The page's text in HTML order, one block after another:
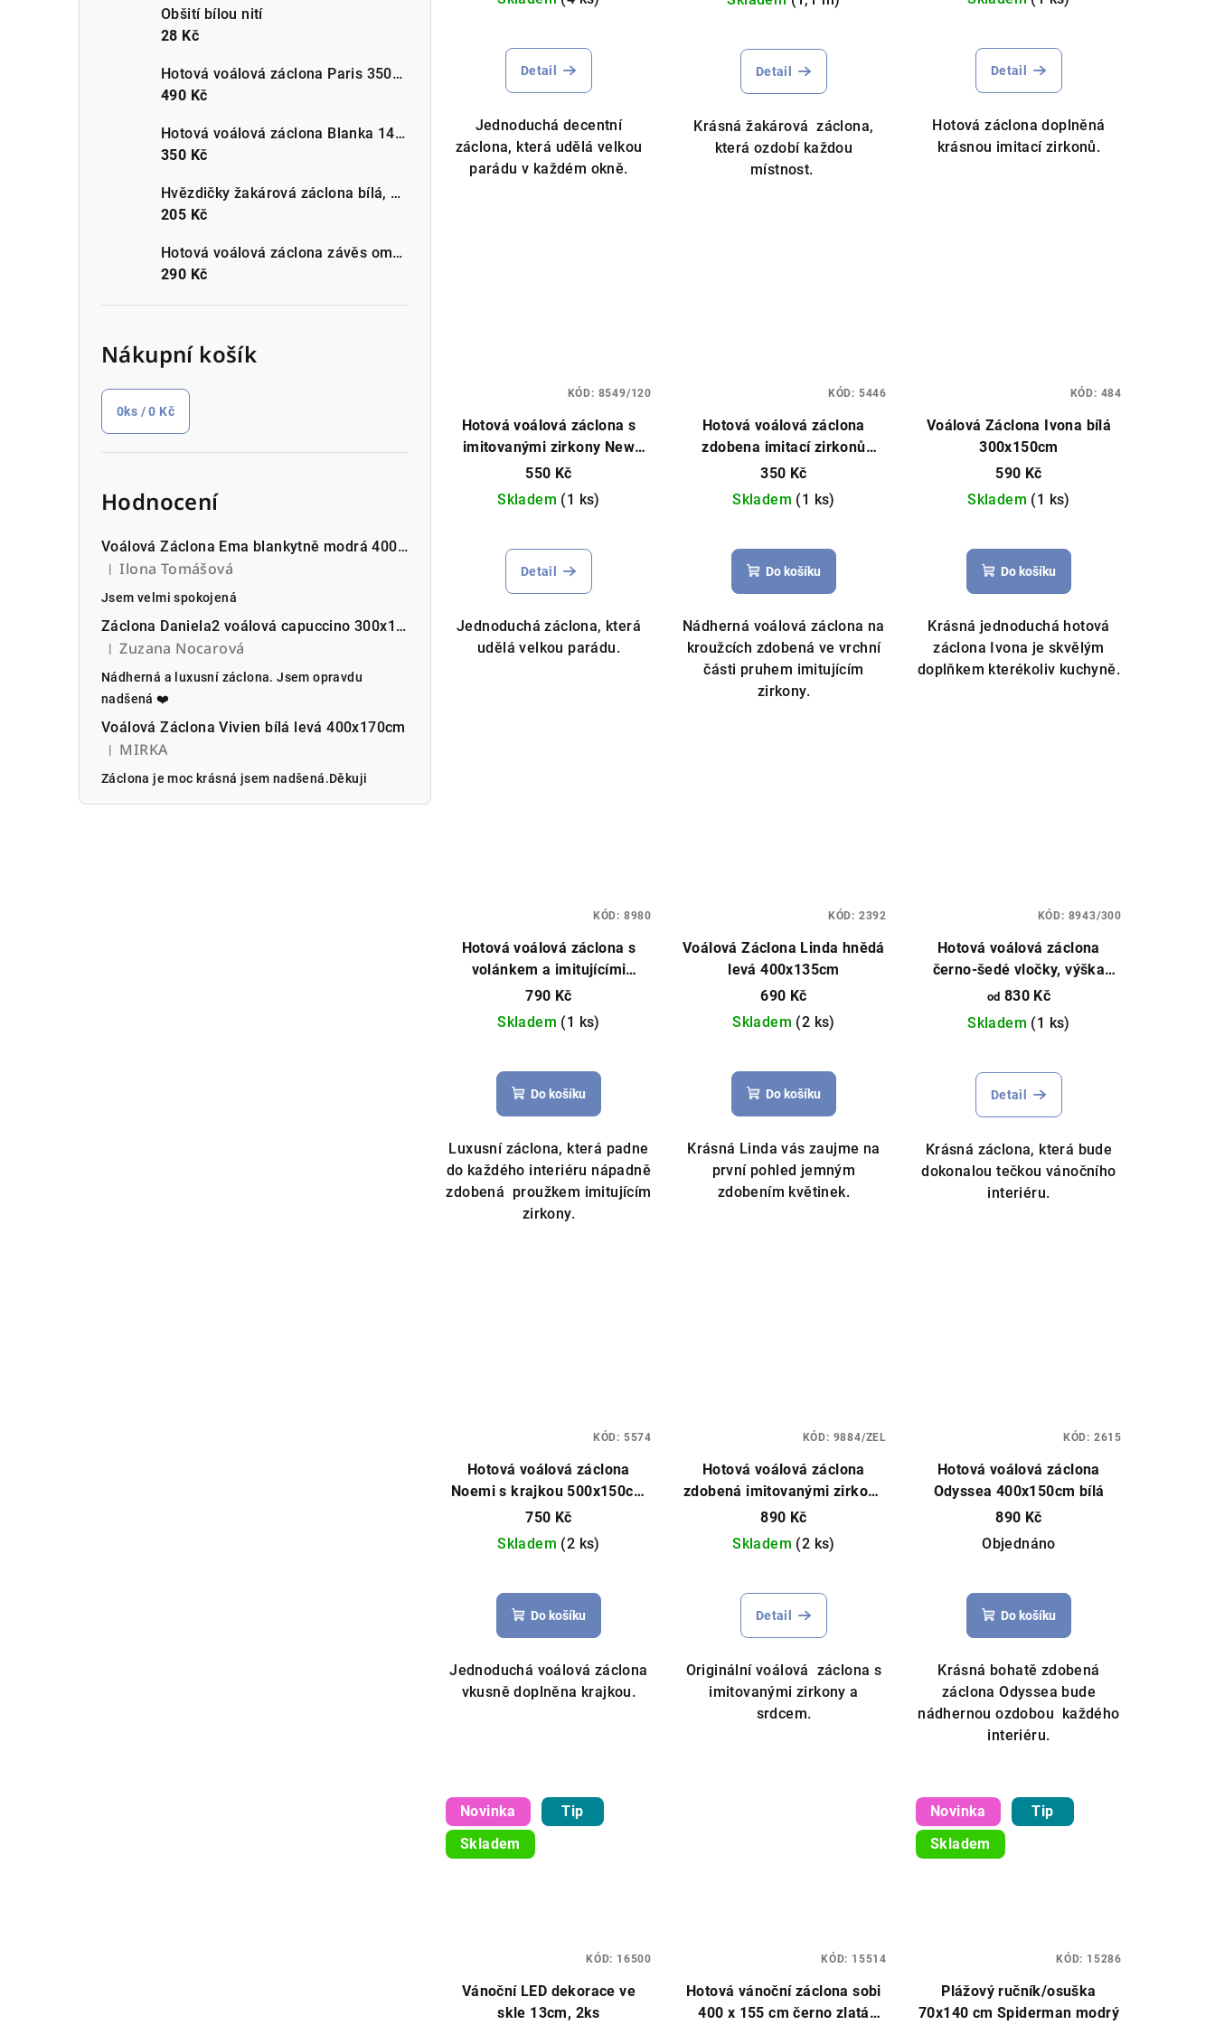
Obšití bílou nití
28 Kč
Hotová voálová záclona Paris 350x150cm různé barvy
490 Kč
Hotová voálová záclona Blanka 145x160cm různé barvy
350 Kč
Hvězdičky žakárová záclona bílá, metráž 2 rozměry
205 Kč
Hotová voálová záclona závěs ombre na řasící pásce 140 x 250 cm různé barvy
290 Kč
Nákupní košík
0ks /0 Kč
Hodnocení
Voálová Záclona Ema blankytně modrá 400x155cm
Hodnocení produktu je 5 z 5 hvězdiček.
| Ilona Tomášová
Jsem velmi spokojená
Záclona Daniela2 voálová capuccino 300x150cm
Hodnocení produktu je 5 z 5 hvězdiček.
| Zuzana Nocarová
Nádherná a luxusní záclona. Jsem opravdu
nadšená ❤️
Voálová Záclona Vivien bílá levá 400x170cm
Hodnocení produktu je 5 z 5 hvězdiček.
| MIRKA
Záclona je moc krásná jsem nadšená.Děkuji
ů
hodnocení
produktu
je
5,0
z
5
Detail
Jednoduchá decentní
záclona, která udělá velkou
parádu v každém okně.
hodnocení
produktu
je
5,0
z
5
Detail
Krásná žakárová záclona,
která ozdobí každou
místnost.
hodnocení
produktu
je
5,0
z
Detail
Hotová záclona doplněná
krásnou imitací zirkonů.
Hotová voálová záclona s
imitovanými zirkony New
York různé rozměry bílá
550 Kč
Skladem (1 ks)
hodnocení
produktu
je
5,0
z
Detail
Jednoduchá záclona, která
udělá velkou parádu.
KÓD: 8549/120
Hotová voálová záclona
zdobena imitací zirkonů
145x250cm bílá
350 Kč
Skladem (1 ks)
hodnocení
produktu
je
5,0
z
5
hvězdiček.
Do košíku
Nádherná voálová záclona na
kroužcích zdobená ve vrchní
části pruhem imitujícím
zirkony.
KÓD: 5446
Voálová Záclona Ivona bílá
300x150cm
590 Kč
Skladem (1 ks)
hodnocení
produktu
je
5,0
z
5
Do košíku
Krásná jednoduchá hotová
záclona Ivona je skvělým
doplňkem kterékoliv kuchyně.
KÓD: 484
Hotová voálová záclona s
volánkem a imitujícími
zirkony Ohaio 400x150cm
790 Kč
Skladem (1 ks)
Do košíku
Luxusní záclona, která padne
do každého interiéru nápadně
zdobená proužkem imitujícím
zirkony.
KÓD: 8980
Voálová Záclona Linda hnědá
levá 400x135cm
690 Kč
Skladem (2 ks)
hodnocení
produktu
je
5,0
5
Do košíku
Krásná Linda vás zaujme na
první pohled jemným
zdobením květinek.
KÓD: 2392
Hotová voálová záclona
černo-šedé vločky, výška
145cm, různé rozměry, bílá
od 830 Kč
Skladem (1 ks)
Detail
Krásná záclona, která bude
dokonalou tečkou vánočního
interiéru.
KÓD: 8943/300
Hotová voálová záclona
Noemi s krajkou 500x150cm
bílá
750 Kč
Skladem (2 ks)
Do košíku
Jednoduchá voálová záclona
vkusně doplněna krajkou.
KÓD: 5574
Hotová voálová záclona
zdobená imitovanými zirkony
se srdcem 400x145cm, více
barev Vzor srdce, voál
890 Kč
Skladem (2 ks)
hodnocení
produktu
je
5,0
z
5
Detail
Originální voálová záclona s
imitovanými zirkony a
srdcem.
KÓD: 9884/ZEL
Hotová voálová záclona
Odyssea 400x150cm bílá
890 Kč
Objednáno
hodnocení
produktu
je
5,0
z
5
hvězdiček.
Do košíku
Krásná bohatě zdobená
záclona Odyssea bude
nádhernou ozdobou každého
interiéru.
KÓD: 2615
Novinka
Tip
Skladem
Vánoční LED dekorace ve
skle 13cm, 2ks
KÓD: 16500
Hotová vánoční záclona sobi
400 x 155 cm černo zlatá
KÓD: 15514
Novinka
Tip
Skladem
Plážový ručník/osuška
70x140 cm Spiderman modrý
KÓD: 15286